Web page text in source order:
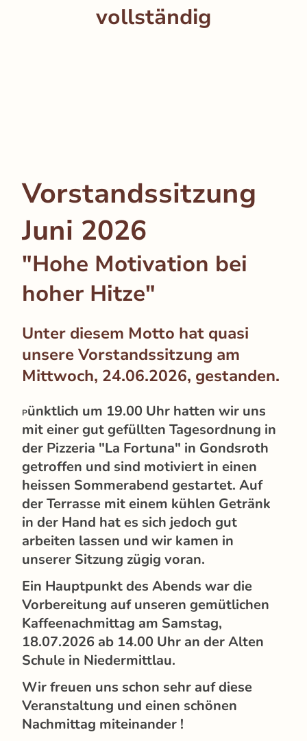
vollständig
Vorstandssitzung
Juni 2026
"Hohe Motivation bei
hoher Hitze"
Unter diesem Motto hat quasi
unsere Vorstandssitzung am
Mittwoch, 24.06.2026, gestanden.
Pünktlich um 19.00 Uhr hatten wir uns
mit einer gut gefüllten Tagesordnung in
der Pizzeria "La Fortuna" in Gondsroth
getroffen und sind motiviert in einen
heissen Sommerabend gestartet. Auf
der Terrasse mit einem kühlen Getränk
in der Hand hat es sich jedoch gut
arbeiten lassen und wir kamen in
unserer Sitzung zügig voran.
Ein Hauptpunkt des Abends war die
Vorbereitung auf unseren gemütlichen
Kaffeenachmittag am Samstag,
18.07.2026 ab 14.00 Uhr an der Alten
Schule in Niedermittlau.
Wir freuen uns schon sehr auf diese
Veranstaltung und einen schönen
Nachmittag miteinander !